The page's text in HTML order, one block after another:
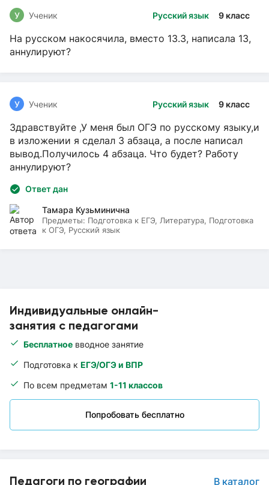
Индивидуальные онлайн-
занятия с педагогами
Бесплатное вводное занятие
Подготовка к ЕГЭ/ОГЭ и ВПР
По всем предметам 1-11 классов
Попробовать бесплатно
Педагоги по географии В каталог
Русский язык 9 класс
У Ученик
На русском накосячила, вместо 13.3, написала 13,
аннулируют?
Русский язык 9 класс
У Ученик
Здравствуйте ,У меня был ОГЭ по русскому языку,и
в изложении я сделал 3 абзаца, а после написал
вывод.Получилось 4 абзаца. Что будет? Работу
аннулируют?
Ответ дан
Тамара Кузьминична
Предметы: Подготовка к ЕГЭ, Литература, Подготовка
к ОГЭ, Русский язык